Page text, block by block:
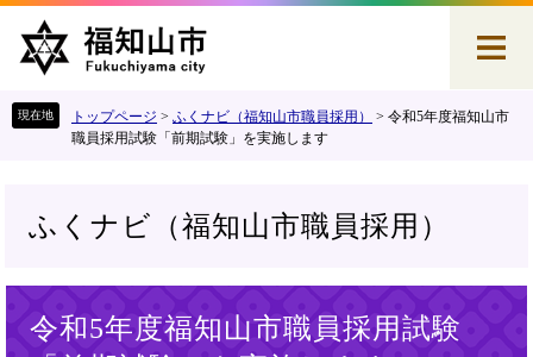
へ
トップページ > ふくナビ（福知山市職員採用） > 令和5年度福知山市
職員採用試験「前期試験」を実施します
ふくナビ（福知山市職員採用）
令和5年度福知山市職員採用試験